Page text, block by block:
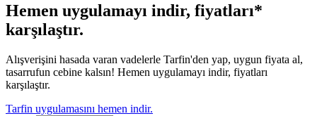
Hemen uygulamayı indir, fiyatları*
karşılaştır.
Alışverişini hasada varan vadelerle Tarfin'den yap, uygun fiyata al,
tasarrufun cebine kalsın! Hemen uygulamayı indir, fiyatları
karşılaştır.
Tarfin uygulamasını hemen indir.